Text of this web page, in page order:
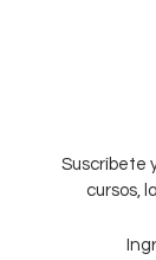
Suscríbete
cursos,